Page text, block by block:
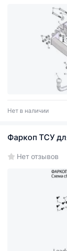
Нет в наличии
Фаркоп ТСУ
Нет отзывов